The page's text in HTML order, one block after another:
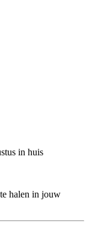
in huis
halen in jouw